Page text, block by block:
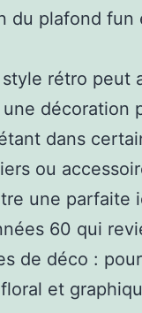
du plafond fun
rétro peut
décoration
dans
ou
une parfaite
60 qui
de déco :
et